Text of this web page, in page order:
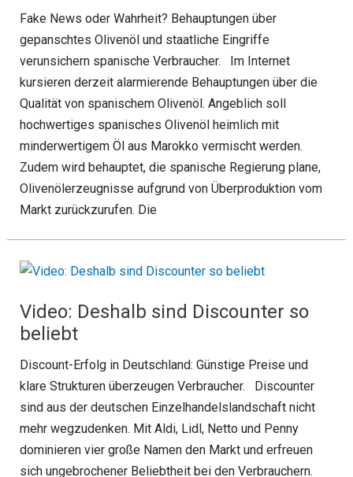
Fake News oder Wahrheit? Behauptungen über
gepanschtes Olivenöl und staatliche Eingriffe
verunsichern spanische Verbraucher. Im Internet
kursieren derzeit alarmierende Behauptungen über die
Qualität von spanischem Olivenöl. Angeblich soll
hochwertiges spanisches Olivenöl heimlich mit
minderwertigem Öl aus Marokko vermischt werden.
Zudem wird behauptet, die spanische Regierung plane,
Olivenölerzeugnisse aufgrund von Überproduktion vom
Markt zurückzurufen. Die
Video: Deshalb sind Discounter so
beliebt
Discount-Erfolg in Deutschland: Günstige Preise und
klare Strukturen überzeugen Verbraucher. Discounter
sind aus der deutschen Einzelhandelslandschaft nicht
mehr wegzudenken. Mit Aldi, Lidl, Netto und Penny
dominieren vier große Namen den Markt und erfreuen
sich ungebrochener Beliebtheit bei den Verbrauchern.